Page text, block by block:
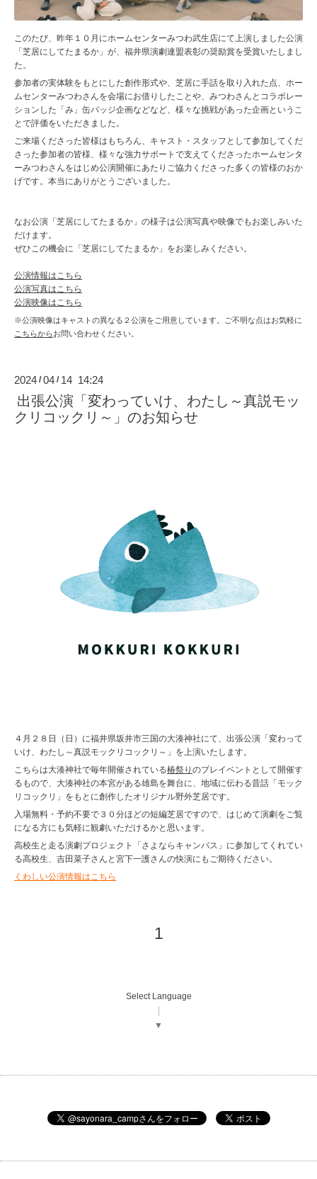
このたび、昨年１０月にホームセンターみつわ武生店にて上演しました公演
「芝居にしてたまるか」が、福井県演劇連盟表彰の奨励賞を受賞いたしまし
た。
参加者の実体験をもとにした創作形式や、芝居に手話を取り入れた点、ホー
ムセンターみつわさんを会場にお借りしたことや、みつわさんとコラボレー
ションした「み」缶バッジ企画などなど、様々な挑戦があった企画というこ
とで評価をいただきました。
ご来場くださった皆様はもちろん、キャスト・スタッフとして参加してくだ
さった参加者の皆様、様々な強力サポートで支えてくださったホームセンタ
ーみつわさんをはじめ公演開催にあたりご協力くださった多くの皆様のおか
げです。本当にありがとうございました。
なお公演「芝居にしてたまるか」の様子は公演写真や映像でもお楽しみいた
だけます。
ぜひこの機会に「芝居にしてたまるか」をお楽しみください。
公演情報はこちら
公演写真はこちら
公演映像はこちら
※公演映像はキャストの異なる２公演をご用意しています。ご不明な点はお気軽に
こちらからお問い合わせください。
2024 /04 / 14 14:24
出張公演「変わっていけ、わたし～真説モッ
クリコックリ～」のお知らせ
４月２８日（日）に福井県坂井市三国の大湊神社にて、出張公演「変わって
いけ、わたし～真説モックリコックリ～」を上演いたします。
こちらは大湊神社で毎年開催されている椿祭り のプレイベントとして開催す
るもので、大湊神社の本宮がある雄島を舞台に、地域に伝わる昔話「モック
リコックリ」をもとに創作したオリジナル野外芝居です。
入場無料・予約不要で３０分ほどの短編芝居ですので、はじめて演劇をご覧
になる方にも気軽に観劇いただけるかと思います。
高校生と走る演劇プロジェクト「さよならキャンパス」に参加してくれてい
る高校生、吉田菜子さんと宮下一護さんの快演にもご期待ください。
くわしい公演情報はこちら
1
Select Language
▼